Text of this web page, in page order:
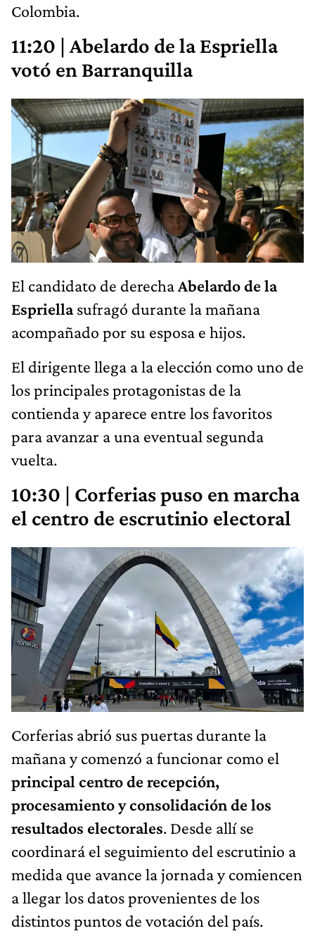
Colombia.
11:20 | Abelardo de la Espriella
votó en Barranquilla
El candidato de derechaAbelardo de la
Espriellasufragó durante la mañana
acompañado por su esposa e hijos.
El dirigente llega a la elección como uno de
los principales protagonistas de la
contienda y aparece entre los favoritos
para avanzar a una eventual segunda
vuelta.
10:30 | Corferias puso en marcha
el centro de escrutinio electoral
Corferias abrió sus puertas durante la
mañana y comenzó a funcionar como el
principal centro de recepción,
procesamiento y consolidación de los
resultados electorales. Desde allí se
coordinará el seguimiento del escrutinio a
medida que avance la jornada y comiencen
a llegar los datos provenientes de los
distintos puntos de votación del país.